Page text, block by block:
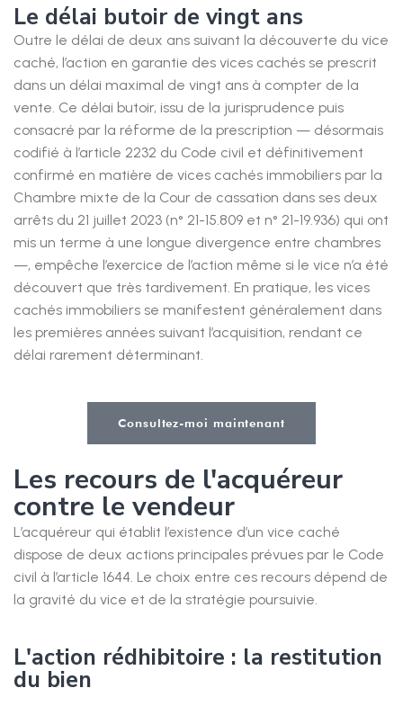
Le délai butoir de vingt ans
Outre le délai de deux ans suivant la découverte du vice
caché, l’action en garantie des vices cachés se prescrit
dans un délai maximal de vingt ans à compter de la
vente. Ce délai butoir, issu de la jurisprudence puis
consacré par la réforme de la prescription — désormais
codifié à l’article 2232 du Code civil et définitivement
confirmé en matière de vices cachés immobiliers par la
Chambre mixte de la Cour de cassation dans ses deux
arrêts du 21 juillet 2023 (n° 21-15.809 et n° 21-19.936) qui ont
mis un terme à une longue divergence entre chambres
—, empêche l’exercice de l’action même si le vice n’a été
découvert que très tardivement. En pratique, les vices
cachés immobiliers se manifestent généralement dans
les premières années suivant l’acquisition, rendant ce
délai rarement déterminant.
Consultez-moi maintenant
Les recours de l'acquéreur
contre le vendeur
L’acquéreur qui établit l’existence d’un vice caché
dispose de deux actions principales prévues par le Code
civil à l’article 1644. Le choix entre ces recours dépend de
la gravité du vice et de la stratégie poursuivie.
L'action rédhibitoire : la restitution
du bien